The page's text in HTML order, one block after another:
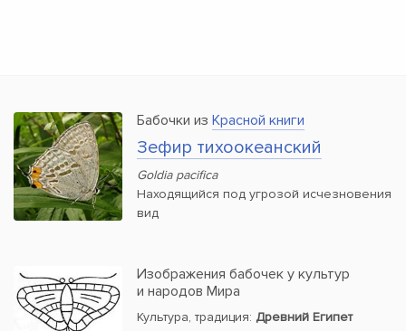
Бабочки из Красной книги
Зефир тихоокеанский
Goldia pacifica
Находящийся под угрозой исчезновения
вид
Изображения бабочек у культур
и народов Мира
Культура, традиция: Древний Египет